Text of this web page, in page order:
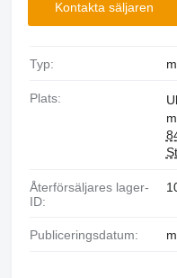
Kontakta säljaren
Typ:
Plats:
Återförsäljares lager-
ID:
Publiceringsdatum: